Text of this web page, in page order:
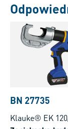
BN 27735
Klauke® EK